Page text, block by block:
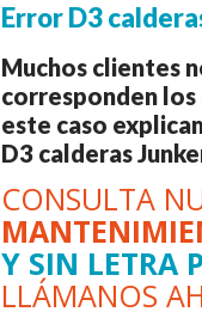
Error D3
Muchos clientes
corresponden los
este caso
D3 calderas
CONSULTA
Y SIN LETRA
LLÁMANOS